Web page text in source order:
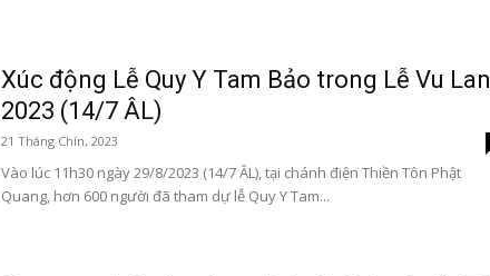
Xúc động Lễ Quy Y Tam Bảo trong Lễ Vu Lan
2023 (14/7 ÂL)
21 Tháng Chín, 2023
Vào lúc 11h30 ngày 29/8/2023 (14/7 ÂL), tại chánh điện Thiền Tôn Phật
Quang, hơn 600 người đã tham dự lễ Quy Y Tam...